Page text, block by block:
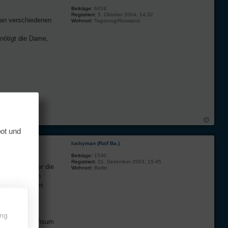
verschiedenen
die Dame,
Beiträge: 6424
Registriert: 5. Oktober 2004, 14:32
Wohnort: Taganrog/Russland
es nichts über die
nämlich
€ ausgehen
die
Schengen-Visum
luckyman (Ralf Ba.)
Beiträge: 1540
Registriert: 21. Dezember 2003, 15:45
Wohnort: Berlin
und